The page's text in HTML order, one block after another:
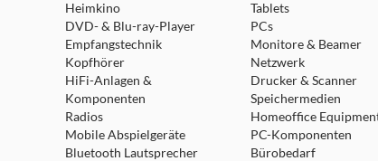
Vielfältige
Durch die Einführung einer neuen,
seinen zahlreichen Direktwahltasten oder
Möglichkeit der Steuerung über die sonoro
Heimkino
DVD- & Blu-ray-Player
Empfangstechnik
Kopfhörer
HiFi-Anlagen &
Komponenten
Radios
Mobile Abspielgeräte
Bluetooth Lautsprecher
Tablets
PCs
Monitore & Beamer
Netzwerk
Drucker & Scanner
Speichermedien
Homeoffice
PC-Komponenten
Bürobedarf